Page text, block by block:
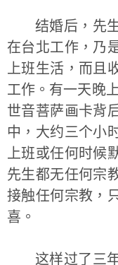
结婚后，先
在台北工作，乃
上班生活，而且
工作。有一天晚
世音菩萨画卡背
中，大约三个小
上班或任何时候
先生都无任何宗
接触任何宗教，
喜。
这样过了三